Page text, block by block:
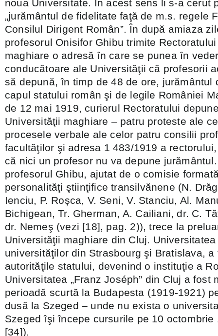
noua Universitate. În acest sens li s-a cerut
„jurământul de fidelitate faţă de m.s. regele
Consilul Dirigent Român”. În după amiaza
profesorul Onisifor Ghibu trimite
maghiare o adresă în care se punea în
conducătoare ale Universităţii că profesorii
să depună, în timp de 48 de ore, jurământul
capul statului român şi de legile României
de 12 mai 1919, curierul Rectoratului
Universităţii maghiare – patru proteste ale
procesele verbale ale celor patru consilii
facultăţilor şi adresa 1 483/1919 a
că nici un profesor nu va depune
profesorul Ghibu, ajutat de o comisie
personalităţi ştiinţifice transilvănene (N.
Ienciu, P. Roşca, V. Seni, V. Stanciu, Al.
Bichigean, Tr. Gherman, A. Cailiani, dr. C.
dr. Nemeş (vezi [18], pag. 2)), trece la
Universităţii maghiare din Cluj.
universităţilor din Strasbourg şi Bratislava,
autorităţile statului, devenind o instituţie a
Universitatea „Franz Joséph” din Cluj a fost
perioadă scurtă la Budapesta (1919-1921)
dusă la Szeged – unde nu exista o
Szeged îşi începe cursurile pe 10
[34]).